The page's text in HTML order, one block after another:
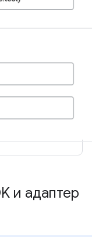
и адаптер